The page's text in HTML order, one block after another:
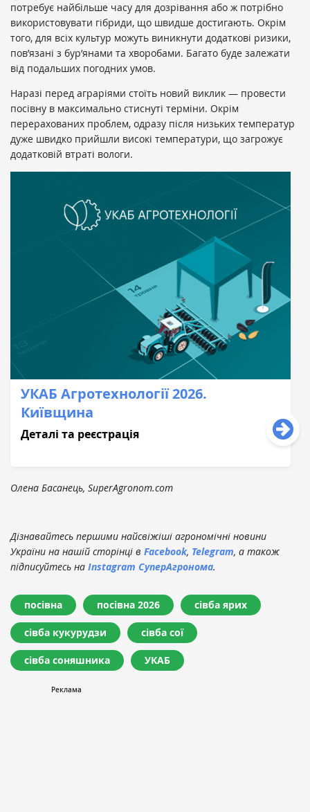
потребує найбільше часу для дозрівання або ж потрібно
використовувати гібриди, що швидше достигають. Окрім
того, для всіх культур можуть виникнути додаткові ризики,
пов’язані з бур’янами та хворобами. Багато буде залежати
від подальших погодних умов.
Наразі перед аграріями стоїть новий виклик — провести
посівну в максимально стиснуті терміни. Окрім
перерахованих проблем, одразу після низьких температур
дуже швидко прийшли високі температури, що загрожує
додатковій втраті вологи.
УКАБ Агротехнології 2026.
Київщина
Деталі та реєстрація
Олена Басанець, SuperAgronom.com
Дізнавайтесь першими найсвіжіші агрономічні новини
України на нашій сторінці в Facebook, Telegram, а також
підписуйтесь на Instagram СуперАгронома.
посівна посівна 2026 сівба ярих
сівба кукурудзи сівба сої
сівба соняшника УКАБ